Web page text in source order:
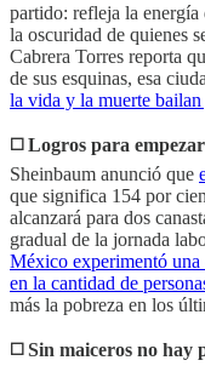
partido: refleja la energía
la oscuridad de quienes
Cabrera Torres reporta
de sus esquinas, esa
la vida y la muerte bailan
◻️ Logros para
Sheinbaum anunció que
que significa 154 por
alcanzará para dos
gradual de la jornada
México experimentó
en la cantidad de
más la pobreza en los
◻️ Sin maiceros no hay